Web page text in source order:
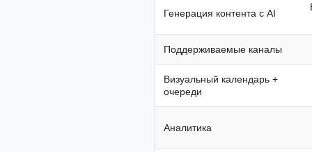
Генерация контента с AI
Поддерживаемые каналы
Визуальный календарь +
очереди
Аналитика